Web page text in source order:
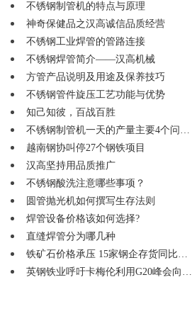
不锈钢制管机的特点与原理
神奇保健品之汉高诚信品质经营
不锈钢工业焊管的管路连接
不锈钢焊管简介——汉高机械
方管产品说明及用途及保养技巧
不锈钢管件旋压工艺功能与优势
知己知彼，百战百胜
不锈钢制管机一天的产量主要4个问…
越南钢协叫停27个钢铁项目
汉高坚持用品质推广
不锈钢酸洗注意哪些事项？
圆管抛光机如何撰写生存法则
焊管设备价格该如何选择?
直缝焊管分为哪几种
铁矿石价格承压 15家钢企存货同比…
英钢铁业呼吁卡梅伦利用G20峰会向…